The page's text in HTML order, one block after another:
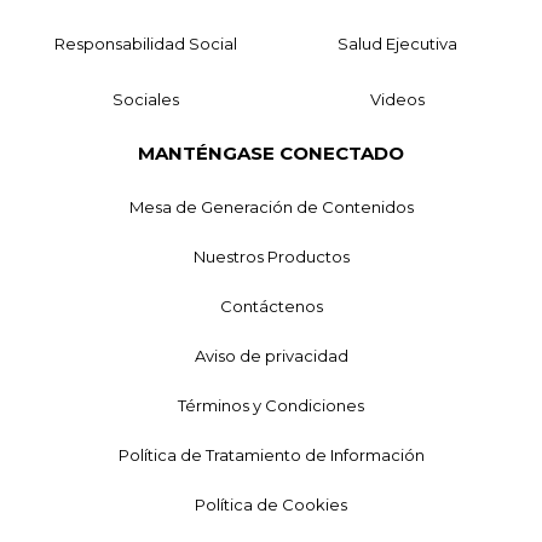
Responsabilidad Social Salud Ejecutiva
Sociales Videos
MANTÉNGASE CONECTADO
Mesa de Generación de Contenidos
Nuestros Productos
Contáctenos
Aviso de privacidad
Términos y Condiciones
Política de Tratamiento de Información
Política de Cookies